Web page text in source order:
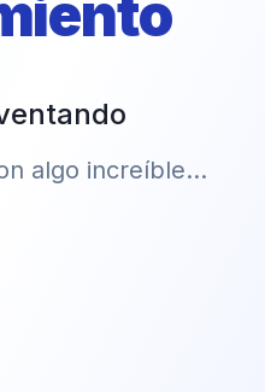
algo increíble...